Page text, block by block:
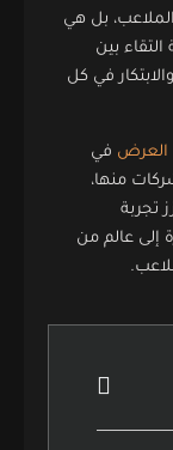
بل هي
بين
في كل
في
منها،
تجربة
إلى عالم من